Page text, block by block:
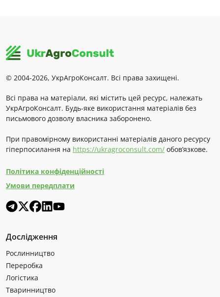
© 2004-2026, УкрАгроКонсалт. Всі права захищені.
Всі права на матеріали, які містить цей ресурс, належать
УкрАгроКонсалт. Будь-яке використання матеріалів без
письмового дозволу власника заборонено.
При правомірному використанні матеріалів даного ресурсу
гіперпосилання на https://ukragroconsult.com/ обов’язкове.
Політика конфіденційності
Умови передплати
Дослідження
Рослинництво
Переробка
Логістика
Тваринництво